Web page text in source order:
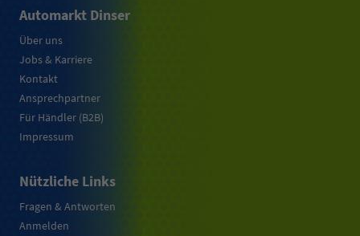
Automarkt Dinser
Über uns
Jobs & Karriere
Kontakt
Ansprechpartner
Für Händler (B2B)
Impressum
Nützliche Links
Fragen & Antworten
Anmelden